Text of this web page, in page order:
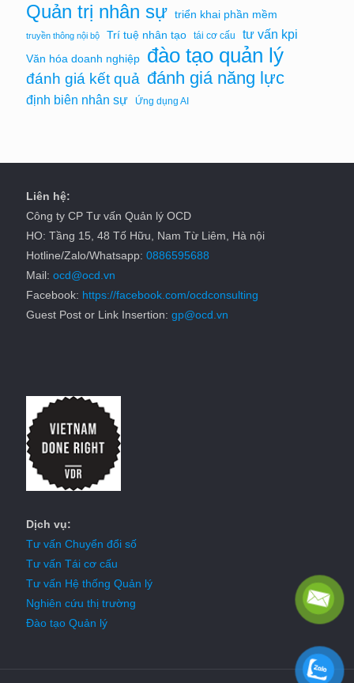
Quản trị nhân sự triển khai phần mềm
truyền thông nội bộ Trí tuệ nhân tạo tái cơ cấu tư vấn kpi
Văn hóa doanh nghiệp đào tạo quản lý
đánh giá kết quả đánh giá năng lực
định biên nhân sự Ứng dụng AI
Liên hệ:
Công ty CP Tư vấn Quản lý OCD
HO: Tầng 15, 48 Tố Hữu, Nam Từ Liêm, Hà nội
Hotline/Zalo/Whatsapp: 0886595688
Mail: ocd@ocd.vn
Facebook: https://facebook.com/ocdconsulting
Guest Post or Link Insertion: gp@ocd.vn
Dịch vụ:
Tư vấn Chuyển đổi số
Tư vấn Tái cơ cấu
Tư vấn Hệ thống Quản lý
Nghiên cứu thị trường
Đào tạo Quản lý